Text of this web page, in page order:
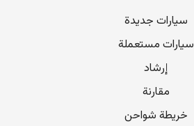
سيارات جديدة
سيارات مستعملة
إرشاد
مقارنة
خريطة شواحن